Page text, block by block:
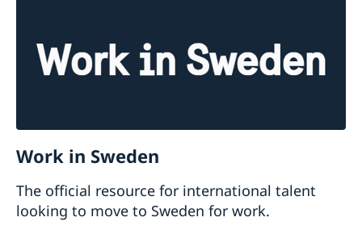
Work in Sweden
The official resource for international talent
looking to move to Sweden for work.